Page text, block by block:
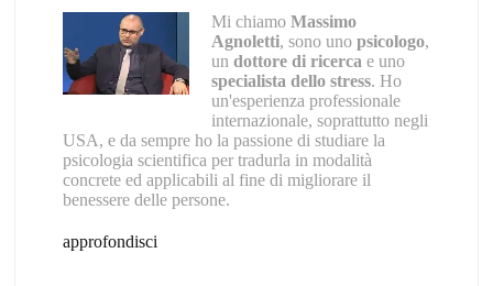
Mi chiamo Massimo
Agnoletti, sono uno psicologo,
un dottore di ricerca e uno
specialista dello stress. Ho
un'esperienza professionale
internazionale, soprattutto negli
USA, e da sempre ho la passione di studiare la
psicologia scientifica per tradurla in modalità
concrete ed applicabili al fine di migliorare il
benessere delle persone.
approfondisci